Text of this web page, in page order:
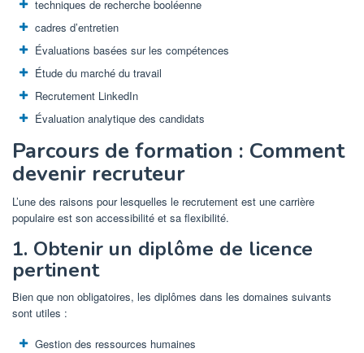
techniques de recherche booléenne
cadres d’entretien
Évaluations basées sur les compétences
Étude du marché du travail
Recrutement LinkedIn
Évaluation analytique des candidats
Parcours de formation : Comment
devenir recruteur
L’une des raisons pour lesquelles le recrutement est une carrière
populaire est son accessibilité et sa flexibilité.
1. Obtenir un diplôme de licence
pertinent
Bien que non obligatoires, les diplômes dans les domaines suivants
sont utiles :
Gestion des ressources humaines